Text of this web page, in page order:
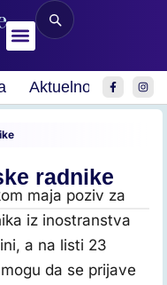
Aktuelnosti Sport
radnike
maja poziv za
iz inostranstva
a na listi 23
da se prijave